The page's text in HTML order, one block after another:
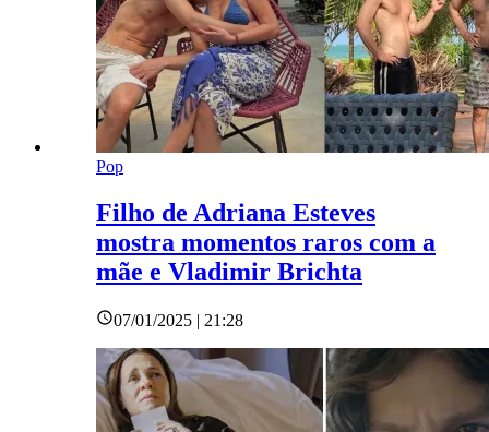
Pop
Filho de Adriana Esteves
mostra momentos raros com a
mãe e Vladimir Brichta
07/01/2025 | 21:28